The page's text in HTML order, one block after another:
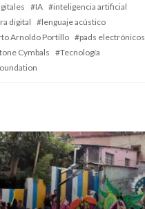
IA
inteligencia artificial
digital
lenguaje acústico
Arnoldo Portillo
pads electrónicos
Cymbals
Tecnología